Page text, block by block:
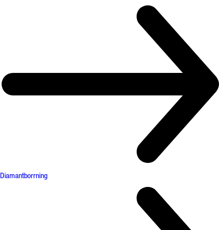
Diamantborrning